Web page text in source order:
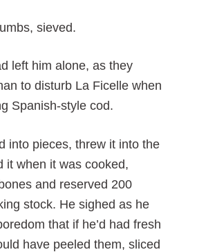
sieved.
left him alone, as they
to disturb La Ficelle when
Spanish-style cod.
into pieces, threw it into the
it when it was cooked,
and reserved 200
stock. He sighed as he
that if he’d had fresh
have peeled them, sliced